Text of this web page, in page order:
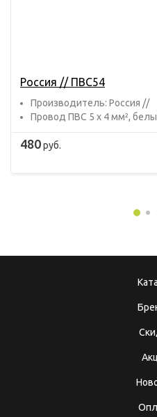
Россия // ПВС54
Прoизвoдитель: Россия //
Провод ПВС 5 х 4 мм²,
480руб.